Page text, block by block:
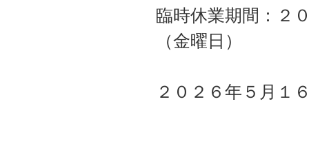
臨時休業期間：２
（金曜日）
２０２６年５月１